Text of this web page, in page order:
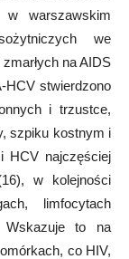
warszawskim
we
na AIDS
HCV stwierdzono
i trzustce,
szpiku kostnym i
HCV najczęściej
w kolejności
limfocytach
to na
co HIV,